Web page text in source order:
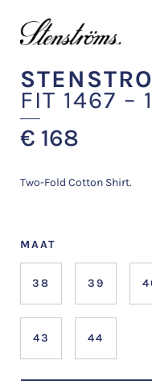
FIT 1467 –
€ 168
Two-Fold Cotton Shirt.
MAAT
38 39
43 44